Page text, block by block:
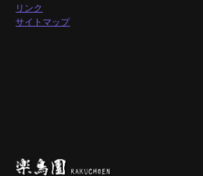
リンク
サイトマップ